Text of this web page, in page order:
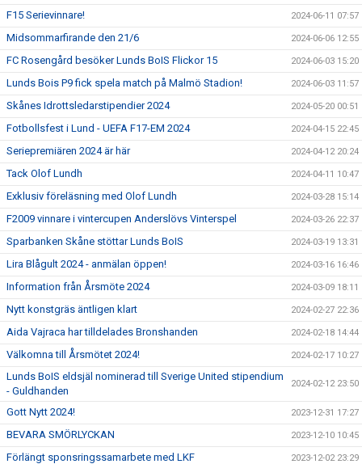
F15 Serievinnare! 2024-06-11 07:57
Midsommarfirande den 21/6 2024-06-06 12:55
FC Rosengård besöker Lunds BoIS Flickor 15 2024-06-03 15:20
Lunds Bois P9 fick spela match på Malmö Stadion! 2024-06-03 11:57
Skånes Idrottsledarstipendier 2024 2024-05-20 00:51
Fotbollsfest i Lund - UEFA F17-EM 2024 2024-04-15 22:45
Seriepremiären 2024 är här 2024-04-12 20:24
Tack Olof Lundh 2024-04-11 10:47
Exklusiv föreläsning med Olof Lundh 2024-03-28 15:14
F2009 vinnare i vintercupen Anderslövs Vinterspel 2024-03-26 22:37
Sparbanken Skåne stöttar Lunds BoIS 2024-03-19 13:31
Lira Blågult 2024 - anmälan öppen! 2024-03-16 16:46
Information från Årsmöte 2024 2024-03-09 18:11
Nytt konstgräs äntligen klart 2024-02-27 22:36
Aida Vajraca har tilldelades Bronshanden 2024-02-18 14:44
Välkomna till Årsmötet 2024! 2024-02-17 10:27
Lunds BoIS eldsjäl nominerad till Sverige United stipendium
- Guldhanden
2024-02-12 23:50
Gott Nytt 2024! 2023-12-31 17:27
BEVARA SMÖRLYCKAN 2023-12-10 10:45
Förlängt sponsringssamarbete med LKF 2023-12-02 23:29